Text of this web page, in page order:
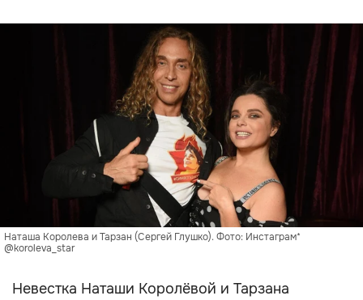
Наташа Королева и Тарзан (Сергей Глушко). Фото: Инстаграм*
@koroleva_star
Невестка Наташи Королёвой и Тарзана